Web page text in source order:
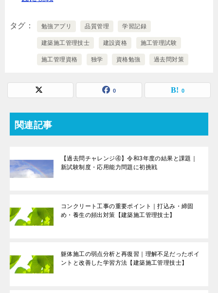
タグ 勉強アプリ 品質管理 学習記録
建築施工管理技士 建設資格 施工管理試験
施工管理資格 独学 資格勉強 過去問対策
0 0
関連記事
【過去問チャレンジ④】令和3年度の結果と課題｜
新試験制度・応用能力問題に初挑戦
コンクリート工事の重要ポイント｜打込み・締固
め・養生の頻出対策【建築施工管理技士】
躯体施工の弱点分析と再復習｜理解不足だったポイ
ントと改善した学習方法【建築施工管理技士】